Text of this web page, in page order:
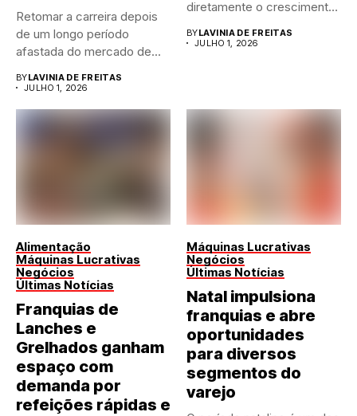
Retomar a carreira depois
de um longo período
afastada do mercado de...
BYLAVINIA DE FREITAS
JULHO 1, 2026
diretamente o crescimento
BYLAVINIA DE FREITAS
JULHO 1, 2026
Alimentação
Máquinas Lucrativas
Negócios
Últimas Notícias
Franquias de
Lanches e
Grelhados ganham
espaço com
demanda por
refeições rápidas e
Máquinas Lucrativas
Negócios
Últimas Notícias
Natal impulsiona
franquias e abre
oportunidades
para diversos
segmentos do
varejo